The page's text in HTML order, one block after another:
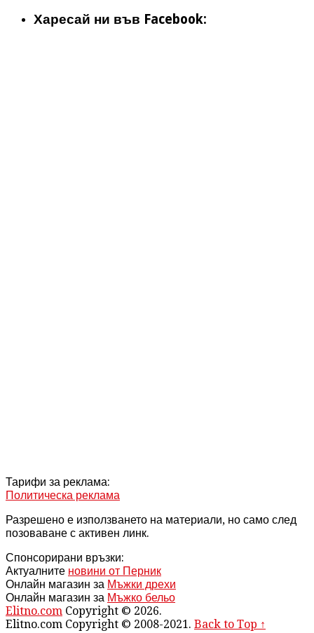
Харесай ни във Facebook:
Тарифи за реклама:
Политическа реклама
Разрешено е използването на материали, но само след
позоваване с активен линк.
Спонсорирани връзки:
Актуалните новини от Перник
Онлайн магазин за Мъжки дрехи
Онлайн магазин за Мъжко бельо
Elitno.com Copyright © 2026.
Elitno.com Copyright © 2008-2021. Back to Top ↑